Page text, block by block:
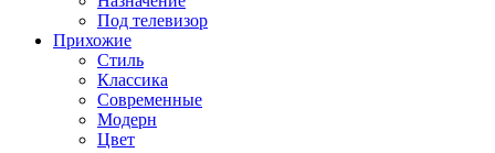
Под телевизор
Прихожие
Стиль
Классика
Современные
Модерн
Цвет